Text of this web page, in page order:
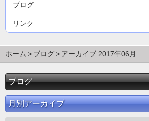
ブログ
リンク
ホーム ブログ アーカイブ 2017年06月
ブログ
月別アーカイブ